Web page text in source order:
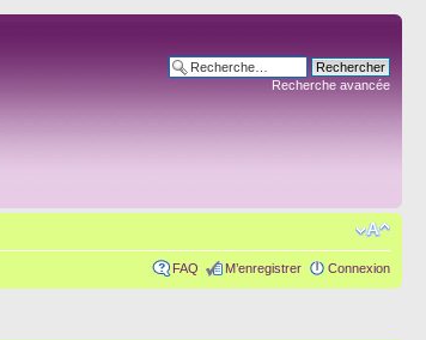
Recherche avancée
FAQ M’enregistrer Connexion